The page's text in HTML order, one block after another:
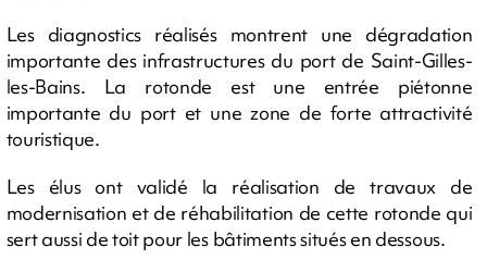
Les diagnostics réalisés montrent une dégradation
importante des infrastructures du port de Saint-Gilles-
les-Bains. La rotonde est une entrée piétonne
importante du port et une zone de forte attractivité
touristique.
Les élus ont validé la réalisation de travaux de
modernisation et de réhabilitation de cette rotonde qui
sert aussi de toit pour les bâtiments situés en dessous.